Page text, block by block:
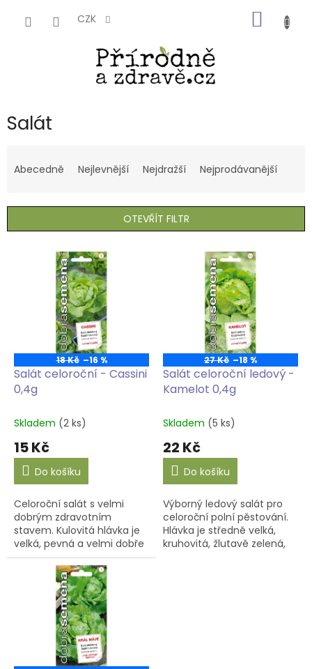
CZK
KOŠÍK
Salát
a
n
í
ů
Abecedně Nejlevnější Nejdražší Nejprodávanější
OTEVŘÍT FILTR
o
d
u
18 Kč –16 %
Salát celoroční - Cassini
0,4g
Skladem (2 ks)
15 Kč
Do košíku
Celoroční salát s velmi
dobrým zdravotním
stavem. Kulovitá hlávka je
velká, pevná a velmi dobře
uzavřená.
27 Kč –18 %
Salát celoroční ledový -
Kamelot 0,4g
Skladem (5 ks)
22 Kč
Do košíku
Výborný ledový salát pro
celoroční polní pěstování.
Hlávka je středně velká,
kruhovitá, žlutavě zelená,